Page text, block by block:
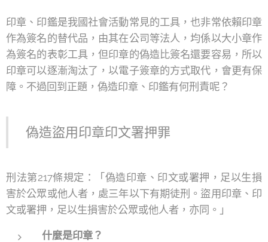
印章、印鑑是我國社會活動常見的工具，也非常依賴印章
作為簽名的替代品，由其在公司等法人，均係以大小章作
為簽名的表彰工具，但印章的偽造比簽名還要容易，所以
印章可以逐漸淘汰了，以電子簽章的方式取代，會更有保
障。不過回到正題，偽造印章、印鑑有何刑責呢？
偽造盜用印章印文署押罪
刑法第217條規定：「偽造印章、印文或署押，足以生損
害於公眾或他人者，處三年以下有期徒刑。盜用印章、印
文或署押，足以生損害於公眾或他人者，亦同。」
什麼是印章？